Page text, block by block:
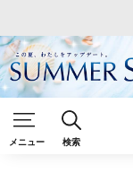
メニュー 検索